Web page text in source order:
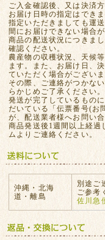
ご入金確認後、又は決済
お届け日時の指定はでき
指定いただきましても運
間にお届けできない場合
商品の配送状況につきま
確認ください。
農産物の収穫状況、天候
ます。また、お届け日、
ていただく場合がございま
その際、ご連絡がつかな
らかじめご了承ください。
発送が完了しているもの
だいている「伝票番号(お
が、配送業者様へお問い
商品発送後1週間以上経過
ムよりご連絡ください。
沖縄・北海
道・離島
別途ご
ご参考
佐川急